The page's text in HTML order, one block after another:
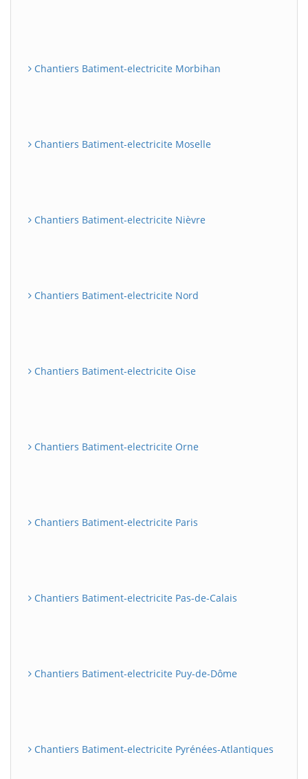
Chantiers Batiment-electricite Morbihan
Chantiers Batiment-electricite Moselle
Chantiers Batiment-electricite Nièvre
Chantiers Batiment-electricite Nord
Chantiers Batiment-electricite Oise
Chantiers Batiment-electricite Orne
Chantiers Batiment-electricite Paris
Chantiers Batiment-electricite Pas-de-Calais
Chantiers Batiment-electricite Puy-de-Dôme
Chantiers Batiment-electricite Pyrénées-Atlantiques